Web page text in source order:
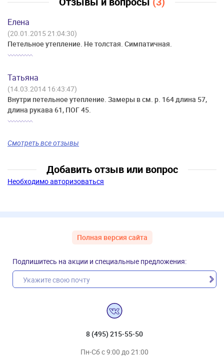
Елена
(20.01.2015 21:04:30)
Петельное утепление. Не толстая. Симпатичная.
Татьяна
(14.03.2014 16:43:47)
Внутри петельное утепление. Замеры в см. р. 164 длина 57,
длина рукава 61, ПОГ 45.
Смотреть все отзывы
Добавить отзыв или вопрос
Необходимо авторизоваться
Полная версия сайта
Подпишитесь на акции и специальные предложения:
8 (495) 215-55-50
Пн-Сб с 9:00 до 21:00